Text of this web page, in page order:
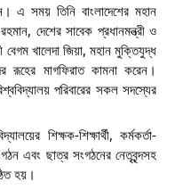
এ সময় তিনি বাংলাদেশের মহান
দেশের সাবেক প্রধানমন্ত্রী ও
বেগম খালেদা জিয়া, মহান মুক্তিযুদ্ধ
রূহের মাগফিরাত কামনা করেন।
পরিবারের সকল সদস্যের
শিক্ষক-শিক্ষার্থী, কর্মকর্তা-
এবং ছাত্র সংগঠনের নেতৃবৃন্দসহ
হয়।